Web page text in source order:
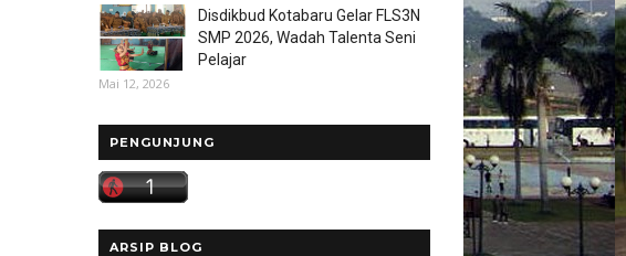
Disdikbud Kotabaru Gelar FLS3N
SMP 2026, Wadah Talenta Seni
Pelajar
Mai 12, 2026
PENGUNJUNG
ARSIP BLOG